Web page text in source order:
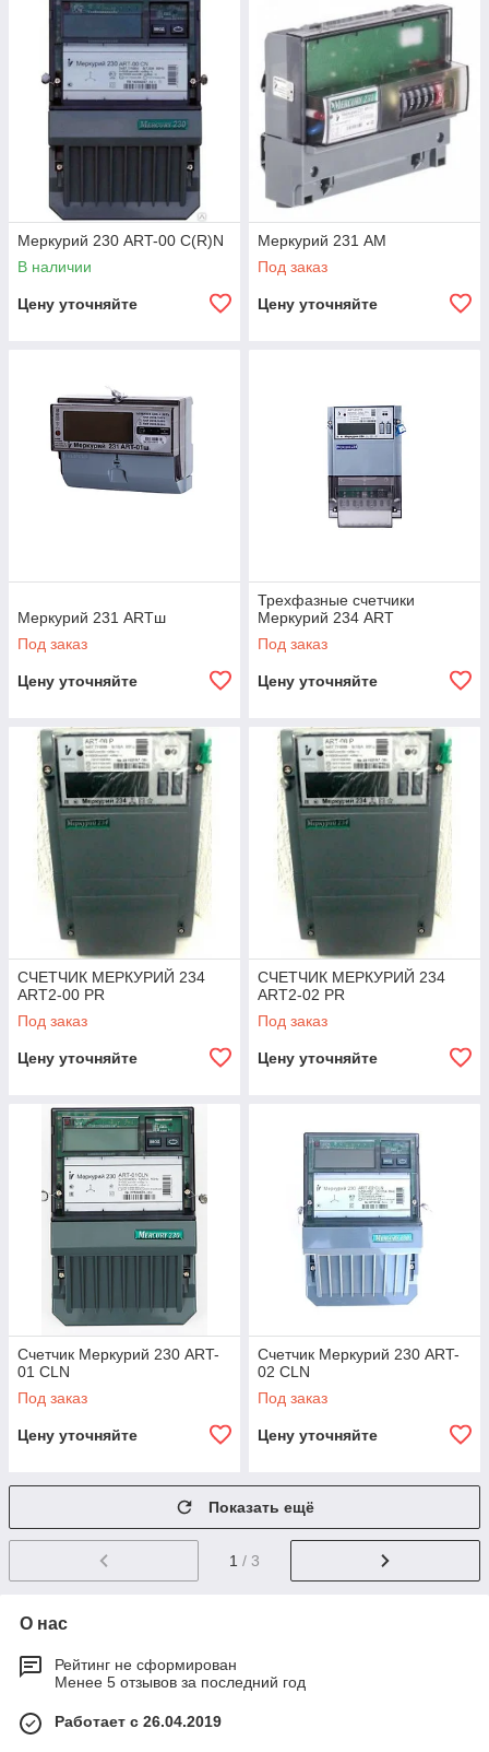
Меркурий 230 ART-00 C(R)N
В наличии
Цену уточняйте
Меркурий 231 АМ
Под заказ
Цену уточняйте
Меркурий 231 ARTш
Под заказ
Цену уточняйте
Трехфазные счетчики
Меркурий 234 ART
Под заказ
Цену уточняйте
СЧЕТЧИК МЕРКУРИЙ 234
ART2-00 PR
Под заказ
Цену уточняйте
СЧЕТЧИК МЕРКУРИЙ 234
ART2-02 PR
Под заказ
Цену уточняйте
Счетчик Меркурий 230 ART-
01 CLN
Под заказ
Цену уточняйте
Счетчик Меркурий 230 ART-
02 CLN
Под заказ
Цену уточняйте
Показать ещё
1 / 3
О нас
Рейтинг не сформирован
Менее 5 отзывов за последний год
Работает с 26.04.2019